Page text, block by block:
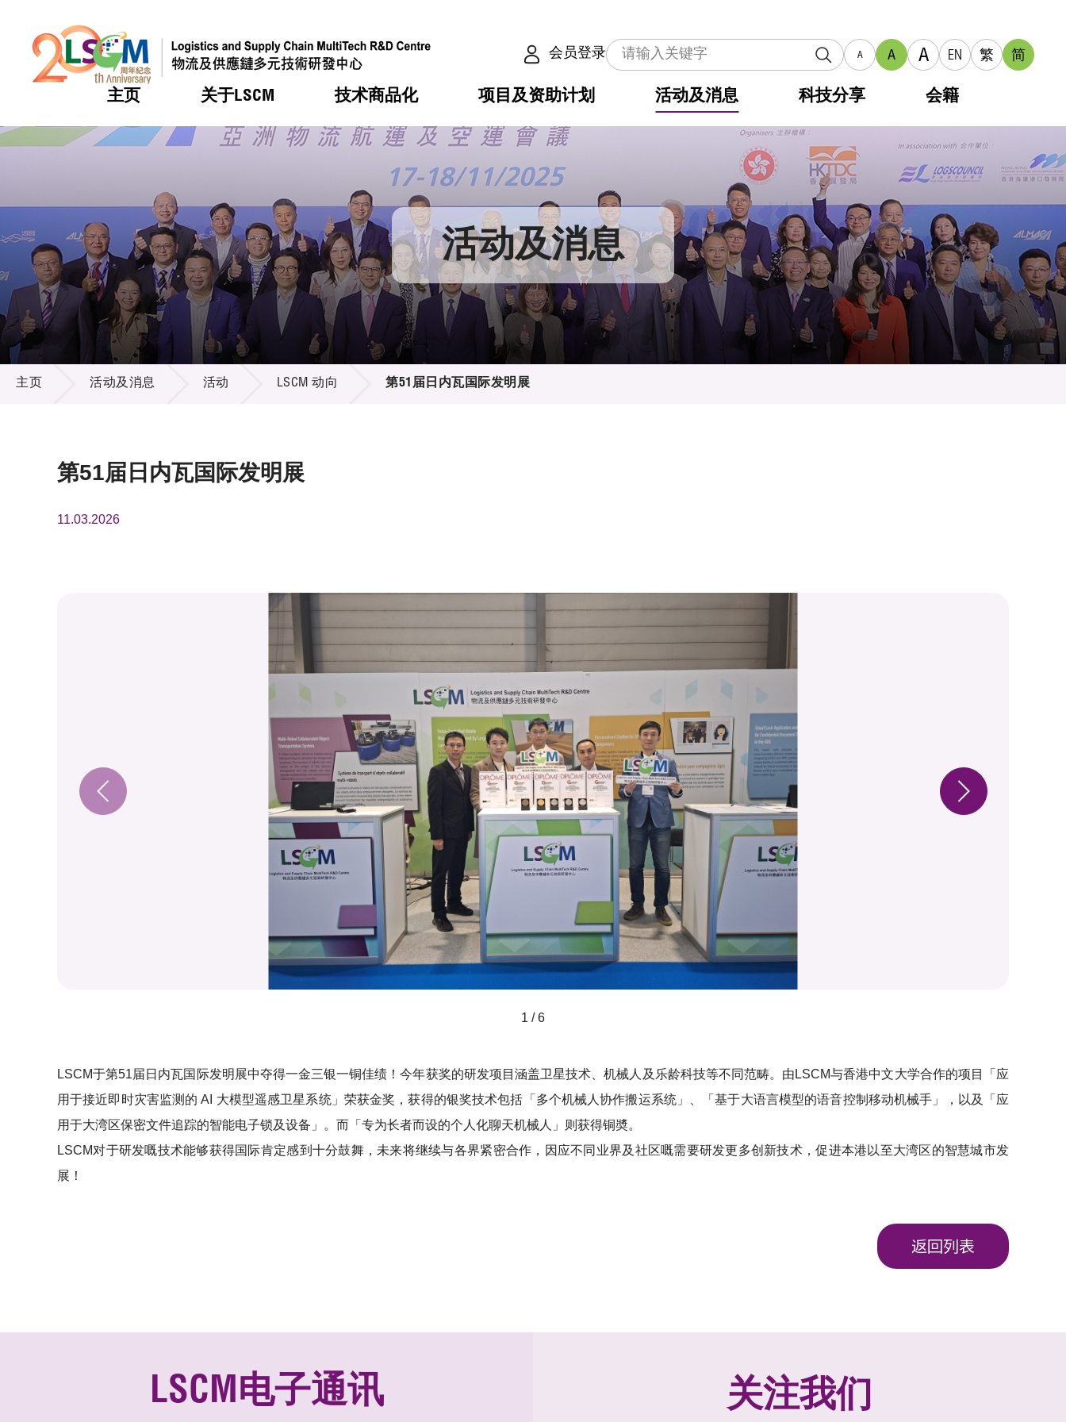
会员登录 A A A EN 繁 简
主页 关于LSCM
热门 机构简介
组织架构
组织架构
董事局
研究顾问
招标通告
技术商品化
热门 服务
可获授权之技术
应用于公共服务之创新技术
重点项目
项目及资助计划
热门 合作计划
资助计划
资助计划
税务优惠
申请
评审
征求研发项目计划书
项目资料库
活动及消息
热门 活动
奖项
新闻中心
媒体报导
新闻稿
资讯中心
多媒体
出版刊物
科技分享 会籍
热门 会籍及服务
会员列表
会员登入 活动及消息
活动及消息
主页 活动及消息 活动 LSCM 动向 第51届日内瓦国际发明展
第51届日内瓦国际发明展
11.03.2026
1 / 6
LSCM于第51届日内瓦国际发明展中夺得一金三银一铜佳绩！今年获奖的研发项目涵盖卫星技术、机械人及乐龄科技等不同范畴。由LSCM与香港中文大学合作的项目「应
用于接近即时灾害监测的 AI 大模型遥感卫星系统」荣获金奖，获得的银奖技术包括「多个机械人协作搬运系统」、「基于大语言模型的语音控制移动机械手」，以及「应
用于大湾区保密文件追踪的智能电子锁及设备」。而「专为长者而设的个人化聊天机械人」则获得铜奬。
LSCM对于研发嘅技术能够获得国际肯定感到十分鼓舞，未来将继续与各界紧密合作，因应不同业界及社区嘅需要研发更多创新技术，促进本港以至大湾区的智慧城市发
展！
返回列表
LSCM电子通讯 关注我们